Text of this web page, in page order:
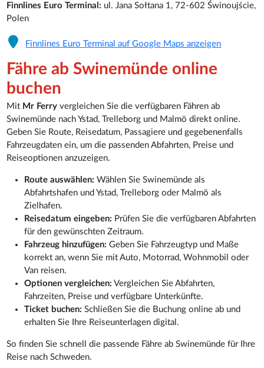
Finnlines Euro Terminal: ul. Jana Sołtana 1, 72-602 Świnoujście,
Polen
Finnlines Euro Terminal auf Google Maps anzeigen
Fähre ab Swinemünde online
buchen
Mit Mr Ferry vergleichen Sie die verfügbaren Fähren ab
Swinemünde nach Ystad, Trelleborg und Malmö direkt online.
Geben Sie Route, Reisedatum, Passagiere und gegebenenfalls
Fahrzeugdaten ein, um die passenden Abfahrten, Preise und
Reiseoptionen anzuzeigen.
Route auswählen: Wählen Sie Swinemünde als
Abfahrtshafen und Ystad, Trelleborg oder Malmö als
Zielhafen.
Reisedatum eingeben: Prüfen Sie die verfügbaren Abfahrten
für den gewünschten Zeitraum.
Fahrzeug hinzufügen: Geben Sie Fahrzeugtyp und Maße
korrekt an, wenn Sie mit Auto, Motorrad, Wohnmobil oder
Van reisen.
Optionen vergleichen: Vergleichen Sie Abfahrten,
Fahrzeiten, Preise und verfügbare Unterkünfte.
Ticket buchen: Schließen Sie die Buchung online ab und
erhalten Sie Ihre Reiseunterlagen digital.
So finden Sie schnell die passende Fähre ab Swinemünde für Ihre
Reise nach Schweden.